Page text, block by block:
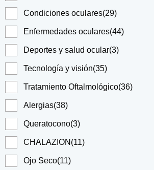
Condiciones oculares(29)
Enfermedades oculares(44)
Deportes y salud ocular(3)
Tecnología y visión(35)
Tratamiento Oftalmológico(36)
Alergias(38)
Queratocono(3)
CHALAZION (11)
Ojo Seco(11)